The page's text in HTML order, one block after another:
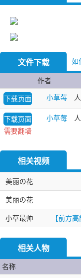
文件下载 如
作者
下载页面
小草莓
下载页面
需要翻墙
小草莓
相关视频
美丽の花
美丽の花
小草最帅
【前方
相关人物
名称